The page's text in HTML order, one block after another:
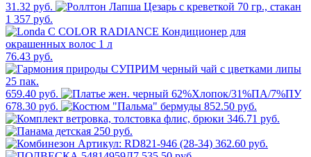
31.32 руб.
1 357 руб.
76.43 руб.
659.40 руб.
678.30 руб.
852.50 руб.
346.71 руб.
250 руб.
362.60 руб.